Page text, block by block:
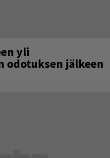
yli
odotuksen jälkeen